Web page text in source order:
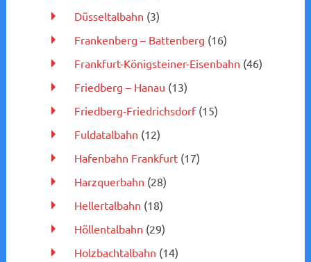
Düsseltalbahn (3)
Frankenberg – Battenberg (16)
Frankfurt-Königsteiner-Eisenbahn (46)
Friedberg – Hanau (13)
Friedberg-Friedrichsdorf(15)
Fuldatalbahn (12)
Hafenbahn Frankfurt(17)
Harzquerbahn (28)
Hellertalbahn (18)
Höllentalbahn (29)
Holzbachtalbahn (14)